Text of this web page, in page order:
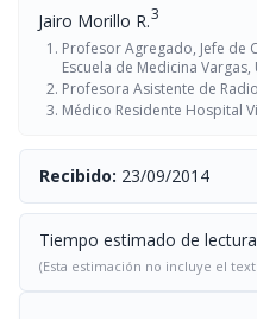
Jairo Morillo R.3
Profesor Agregado, Jefe de
Escuela de Medicina Vargas,
Profesora Asistente de
Médico Residente Hospital
Recibido: 23/09/2014
Tiempo estimado de
(Esta estimación no incluye el